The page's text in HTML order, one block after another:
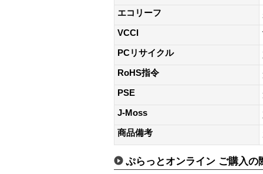
エコリーフ
VCCI
PCリサイクル
RoHS指令
PSE
J-Moss
商品備考
ぷらっとオンライン ご購入の